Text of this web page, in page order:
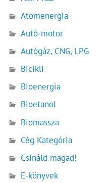
Atomenergia
Autó-motor
Autógáz, CNG, LPG
Bicikli
Bioenergia
Bioetanol
Biomassza
Cég Kategória
Csináld magad!
E-könyvek